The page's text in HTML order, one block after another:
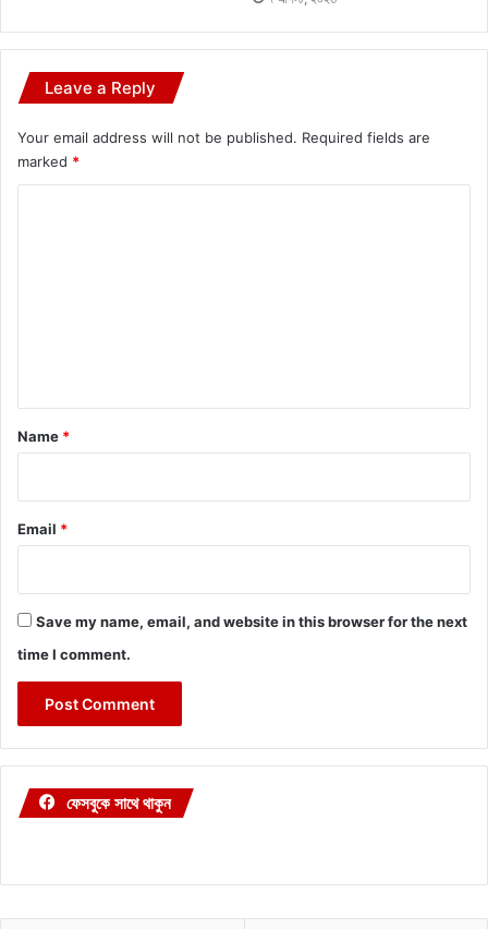
Leave a Reply
Your email address will not be published. Required fields are
marked *
*
Name *
Email *
Save my name, email, and website in this browser for the next
time I comment.
ফেসবুকে সাথে থাকুন